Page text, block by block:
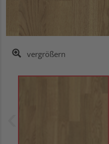
vergrößern